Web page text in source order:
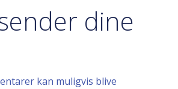
dine
kan muligvis blive